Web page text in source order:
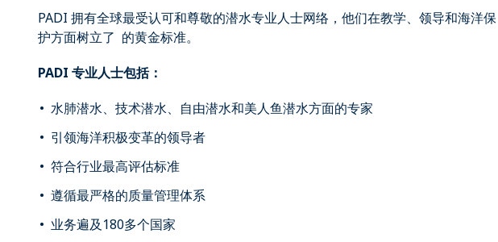
PADI 拥有全球最受认可和尊敬的潜水专业人士网络，他们在教学、领导和海洋保
护方面树立了 的黄金标准。
PADI 专业人士包括：
水肺潜水、技术潜水、自由潜水和美人鱼潜水方面的专家
引领海洋积极变革的领导者
符合行业最高评估标准
遵循最严格的质量管理体系
业务遍及180多个国家